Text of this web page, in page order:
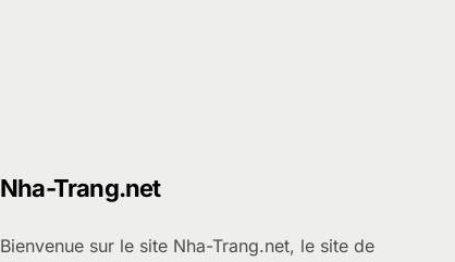
Nha-Trang.net
Bienvenue sur le site Nha-Trang.net, le site de